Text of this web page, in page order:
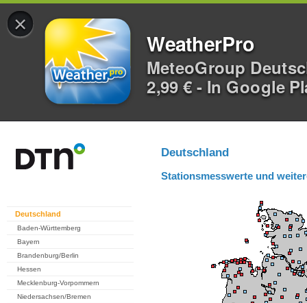
×
WeatherPro
MeteoGroup
2,99 € - In Google
Deutschland
Baden-Württemberg
Bayern
Brandenburg/Berlin
Hessen
Mecklenburg-Vorpommern
Niedersachsen/Bremen
Deutschland
Stationsmesswerte und